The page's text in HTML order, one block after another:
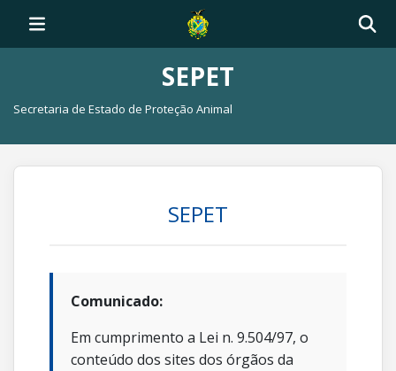
SEPET
Secretaria de Estado de Proteção Animal
SEPET
Comunicado:
Em cumprimento a Lei n. 9.504/97, o
conteúdo dos sites dos órgãos da